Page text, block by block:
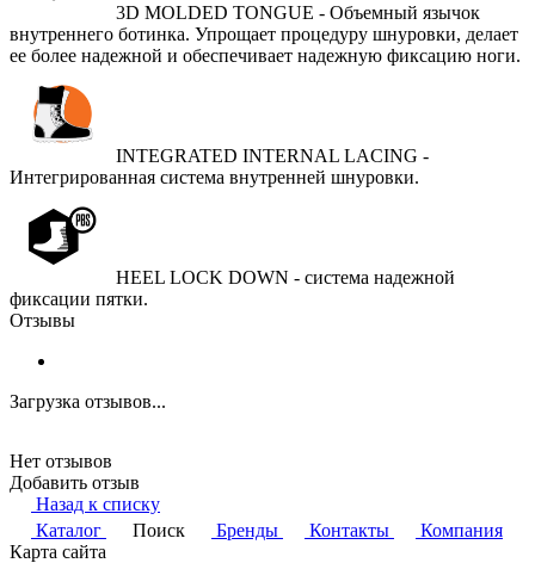
3D MOLDED TONGUE - Объемный язычок
внутреннего ботинка. Упрощает процедуру шнуровки, делает
ее более надежной и обеспечивает надежную фиксацию ноги.
INTEGRATED INTERNAL LACING -
Интегрированная система внутренней шнуровки.
HEEL LOCK DOWN - система надежной
фиксации пятки.
Отзывы
Загрузка отзывов...
Нет отзывов
Добавить отзыв
Назад к списку
Каталог
Поиск Бренды Контакты
Компания
Карта сайта